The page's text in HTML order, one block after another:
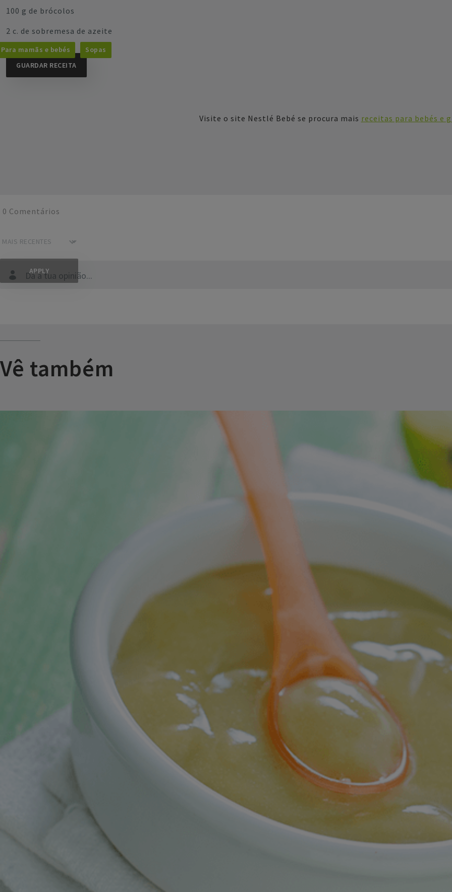
100 g de brócolos
2 c. de sobremesa de azeite
GUARDAR RECEITA
Para mamãs e bebés Sopas
Visite o site Nestlé Bebé se procura mais receitas para bebés e
Dá a tua opinião...
0 Comentários
Vê também